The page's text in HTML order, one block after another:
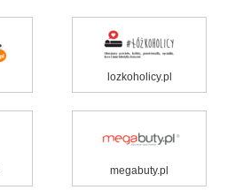
lozkoholicy.pl
megabuty.pl